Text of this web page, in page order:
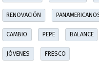
RENOVACIÓN
CAMBIO PEPE BALANCE
JÓVENES FRESCO